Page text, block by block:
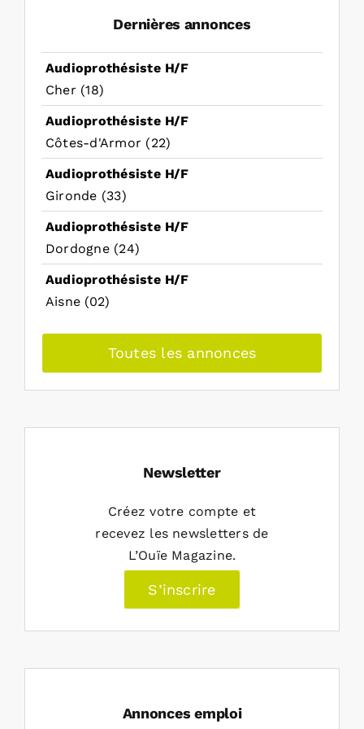
Dernières annonces
Audioprothésiste H/F
Cher (18)
Audioprothésiste H/F
Côtes-d'Armor (22)
Audioprothésiste H/F
Gironde (33)
Audioprothésiste H/F
Dordogne (24)
Audioprothésiste H/F
Aisne (02)
Toutes les annonces
Newsletter
Créez votre compte et
recevez les newsletters de
L’Ouïe Magazine.
S’inscrire
Annonces emploi